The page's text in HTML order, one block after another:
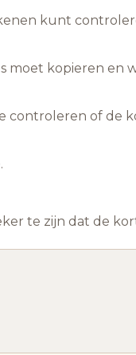
kunt
moet kopieren en
controleren of de
te zijn dat de